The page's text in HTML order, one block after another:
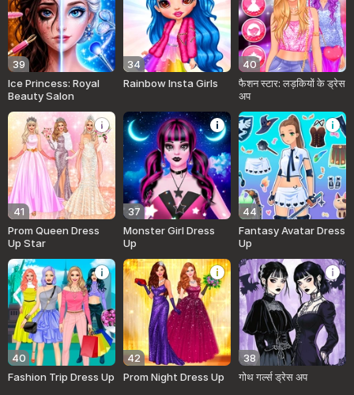
39
Ice Princess: Royal
Beauty Salon
34
Rainbow Insta Girls
40
फैशन स्टार: लड़कियों के ड्रेस
अप
41
Prom Queen Dress
Up Star
37
Monster Girl Dress
Up
44
Fantasy Avatar Dress
Up
40
Fashion Trip Dress Up
42
Prom Night Dress Up
38
गोथ गर्ल्स ड्रेस अप